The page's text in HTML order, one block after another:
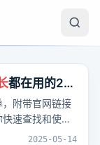
都在用的22
，附带官网链接
速查找和使
找不到！2025-05-14